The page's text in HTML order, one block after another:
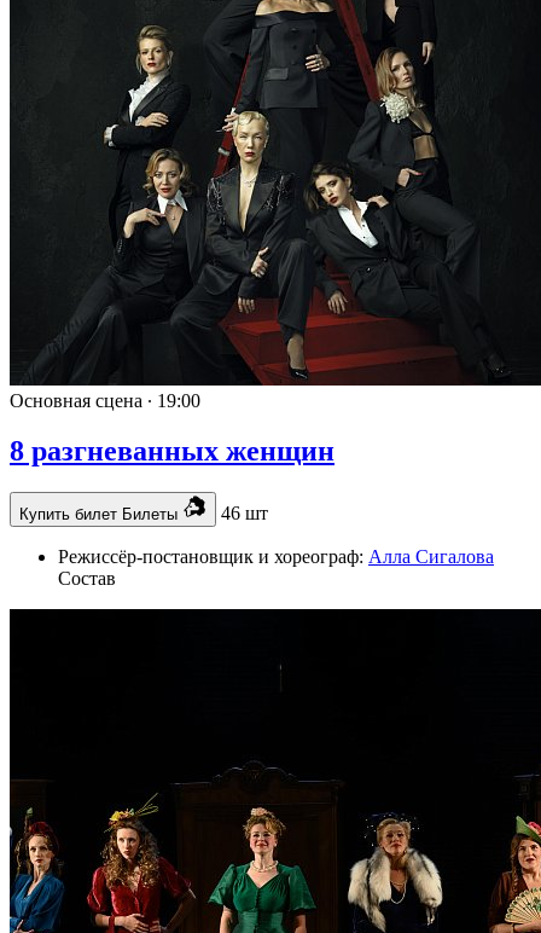
Основная сцена ∙ 19:00
8 разгневанных женщин
Купить билет Билеты 46 шт
Режиссёр-постановщик и хореограф: Алла Сигалова
Состав